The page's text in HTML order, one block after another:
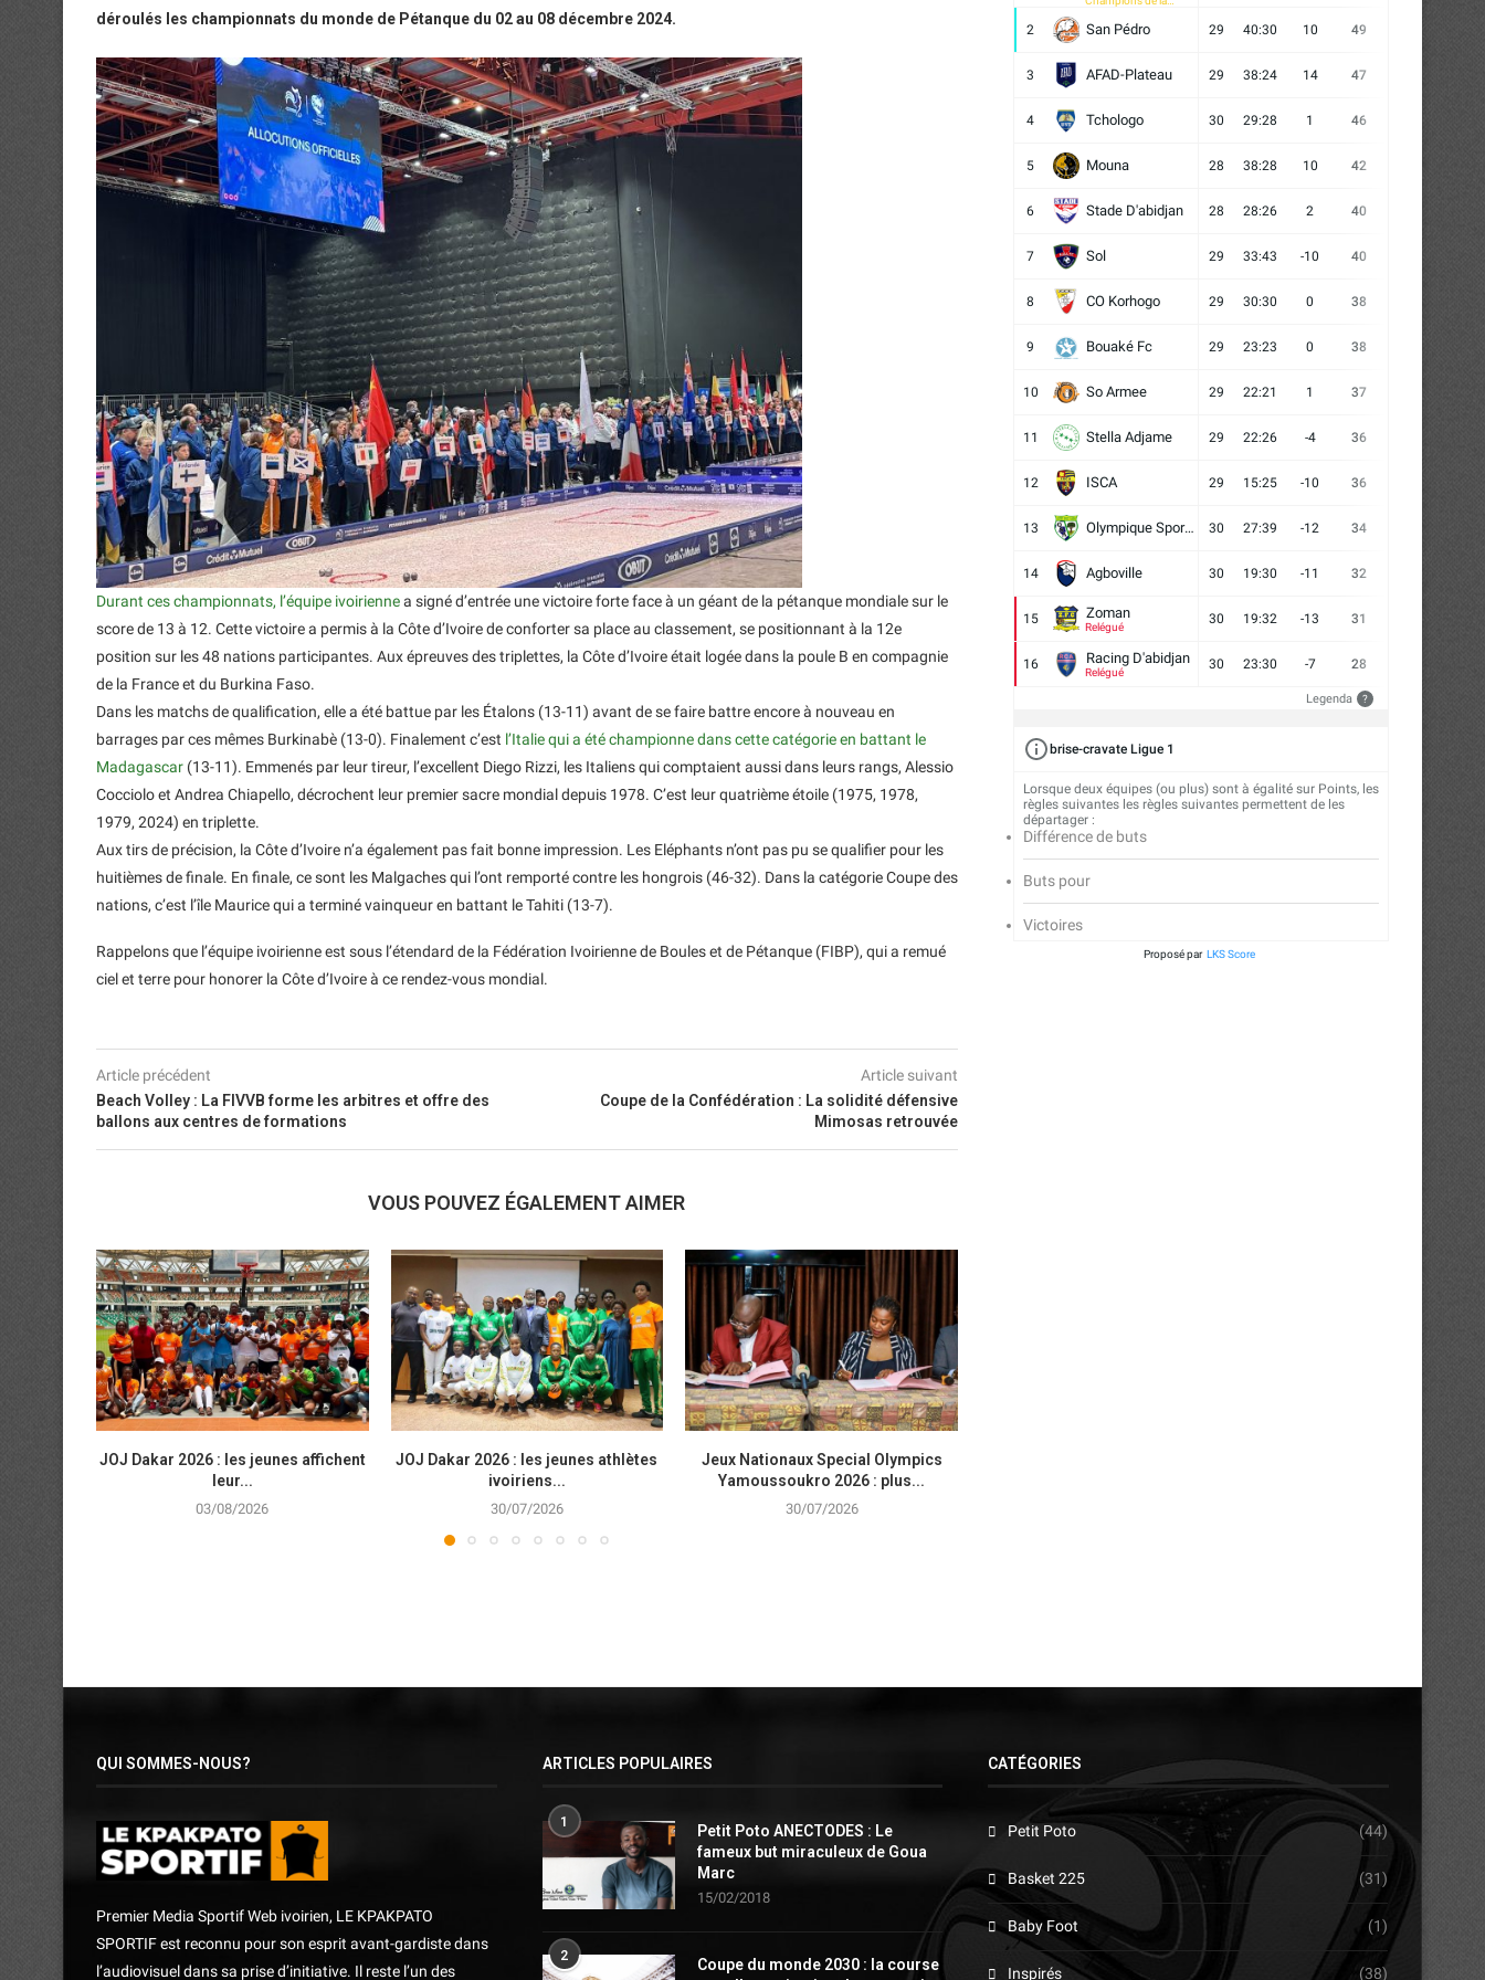
déroulés les championnats du monde de Pétanque du 02 au 08 décembre 2024.
Durant ces championnats, l’équipe ivoiriennea signé d’entrée une victoire forte face à un géant de la pétanque mondiale sur le
score de 13 à 12. Cette victoire a permis à la Côte d’Ivoire de conforter sa place au classement, se positionnant à la 12e
position sur les 48 nations participantes. Aux épreuves des triplettes, la Côte d’Ivoire était logée dans la poule B en compagnie
de la France et du Burkina Faso.
Dans les matchs de qualification, elle a été battue par les Étalons (13-11) avant de se faire battre encore à nouveau en
barrages par ces mêmes Burkinabè (13-0). Finalement c’est l’Italie qui a été championne dans cette catégorie en battant le
Madagascar (13-11). Emmenés par leur tireur, l’excellent Diego Rizzi, les Italiens qui comptaient aussi dans leurs rangs, Alessio
Cocciolo et Andrea Chiapello, décrochent leur premier sacre mondial depuis 1978. C’est leur quatrième étoile (1975, 1978,
1979, 2024) en triplette.
Aux tirs de précision, la Côte d’Ivoire n’a également pas fait bonne impression. Les Eléphants n’ont pas pu se qualifier pour les
huitièmes de finale. En finale, ce sont les Malgaches qui l’ont remporté contre les hongrois (46-32). Dans la catégorie Coupe des
nations, c’est l’île Maurice qui a terminé vainqueur en battant le Tahiti (13-7).
Rappelons que l’équipe ivoirienne est sous l’étendard de la Fédération Ivoirienne de Boules et de Pétanque (FIBP), qui a remué
ciel et terre pour honorer la Côte d’Ivoire à ce rendez-vous mondial.
Article précédent
Beach Volley : La FIVVB forme les arbitres et offre des
ballons aux centres de formations
Article suivant
Coupe de la Confédération : La solidité défensive
Mimosas retrouvée
VOUS POUVEZ ÉGALEMENT AIMER
JOJ Dakar 2026 : les jeunes affichent
leur...
03/08/2026
JOJ Dakar 2026 : les jeunes athlètes
ivoiriens...
30/07/2026
Jeux Nationaux Special Olympics
Yamoussoukro 2026 : plus...
30/07/2026
2 San Pédro 29 40:30 10 49
3 AFAD-Plateau 29 38:24 14 47
4 Tchologo 30 29:28 1 46
5 Mouna 28 38:28 10 42
6 Stade D'abidjan 28 28:26 2 40
7 Sol 29 33:43 -10 40
8 CO Korhogo 29 30:30 0 38
9 Bouaké Fc 29 23:23 0 38
10 So Armee 29 22:21 1 37
11 Stella Adjame 29 22:26 -4 36
12 ISCA 29 15:25 -10 36
13 Olympique Sport d'Abobo FC 30 27:39 -12 34
14 Agboville 30 19:30 -11 32
15 Zoman
Relégué
30 19:32 -13 31
16 Racing D'abidjan
Relégué
30 23:30 -7 28
Legenda ?
brise-cravate Ligue 1
Lorsque deux équipes (ou plus) sont à égalité sur Points, les
règles suivantes les règles suivantes permettent de les
départager :
Différence de buts
Buts pour
Victoires
Proposé par LKS Score
QUI SOMMES-NOUS?
Premier Media Sportif Web ivoirien, LE KPAKPATO
SPORTIF est reconnu pour son esprit avant-gardiste dans
l’audiovisuel dans sa prise d’initiative. Il reste l’un des
ARTICLES POPULAIRES
1
Petit Poto ANECTODES : Le
fameux but miraculeux de Goua
Marc
15/02/2018
2
Coupe du monde 2030 : la course
CATÉGORIES
Petit Poto (44)
Basket 225 (31)
Baby Foot (1)
Inspirés (38)